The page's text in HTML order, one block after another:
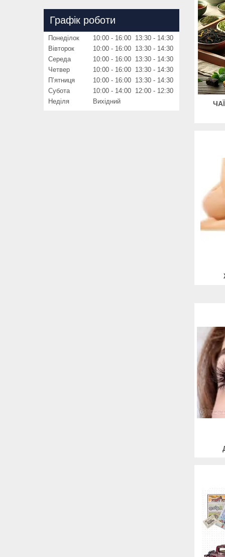
Графік роботи
Понеділок 10:00 16:00 13:30
14:30
Вівторок
10:00 16:00 13:30
14:30
Середа
10:00 16:00 13:30
14:30
Четвер
10:00 16:00 13:30
14:30
Пʼятниця
10:00 16:00 13:30
14:30
Субота
10:00 14:00 12:00
12:30
Неділя
Вихідний